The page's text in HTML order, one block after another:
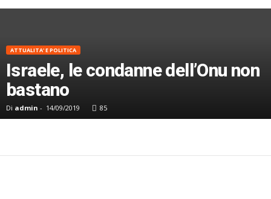
ATTUALITA' E POLITICA
Israele, le condanne dell’Onu non
bastano
Di admin - 14/09/2019 85